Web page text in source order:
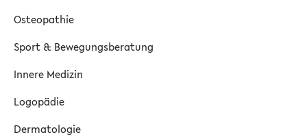
Osteopathie
Sport & Bewegungsberatung
Innere Medizin
Logopädie
Dermatologie